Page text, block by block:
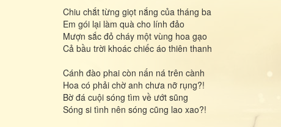
Chiu chắt từng giọt nắng của tháng ba
Em gói lại làm quà cho lính đảo
Mượn sắc đỏ cháy một vùng hoa gạo
Cả bầu trời khoác chiếc áo thiên thanh
Cánh đào phai còn nấn ná trên cành
Hoa có phải chờ anh chưa nỡ rụng?!
Bờ đá cuội sóng tìm về ướt sũng
Sóng si tình nên sóng cũng lao xao?!